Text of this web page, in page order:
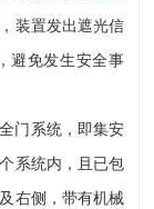
装置发出遮光信
避免发生安全事
门系统，即集安
系统内，且已包
右侧，带有机械